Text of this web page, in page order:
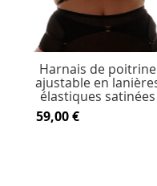
Harnais de poitrine
ajustable en
élastiques satinées
59,00 €